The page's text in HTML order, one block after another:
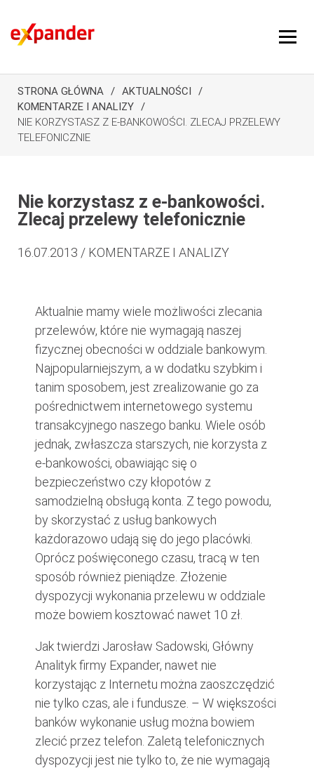
STRONA GŁÓWNA
AKTUALNOŚCI
KOMENTARZE I ANALIZY
NIE KORZYSTASZ Z E-BANKOWOŚCI. ZLECAJ PRZELEWY
TELEFONICZNIE
Nie korzystasz z e-bankowości.
Zlecaj przelewy telefonicznie
16.07.2013 / KOMENTARZE I ANALIZY
Aktualnie mamy wiele możliwości zlecania
przelewów, które nie wymagają naszej
fizycznej obecności w oddziale bankowym.
Najpopularniejszym, a w dodatku szybkim i
tanim sposobem, jest zrealizowanie go za
pośrednictwem internetowego systemu
transakcyjnego naszego banku. Wiele osób
jednak, zwłaszcza starszych, nie korzysta z
e-bankowości, obawiając się o
bezpieczeństwo czy kłopotów z
samodzielną obsługą konta. Z tego powodu,
by skorzystać z usług bankowych
każdorazowo udają się do jego placówki.
Oprócz poświęconego czasu, tracą w ten
sposób również pieniądze. Złożenie
dyspozycji wykonania przelewu w oddziale
może bowiem kosztować nawet 10 zł.
Jak twierdzi Jarosław Sadowski, Główny
Analityk firmy Expander, nawet nie
korzystając z Internetu można zaoszczędzić
nie tylko czas, ale i fundusze. – W większości
banków wykonanie usług można bowiem
zlecić przez telefon. Zaletą telefonicznych
dyspozycji jest nie tylko to, że nie wymagają